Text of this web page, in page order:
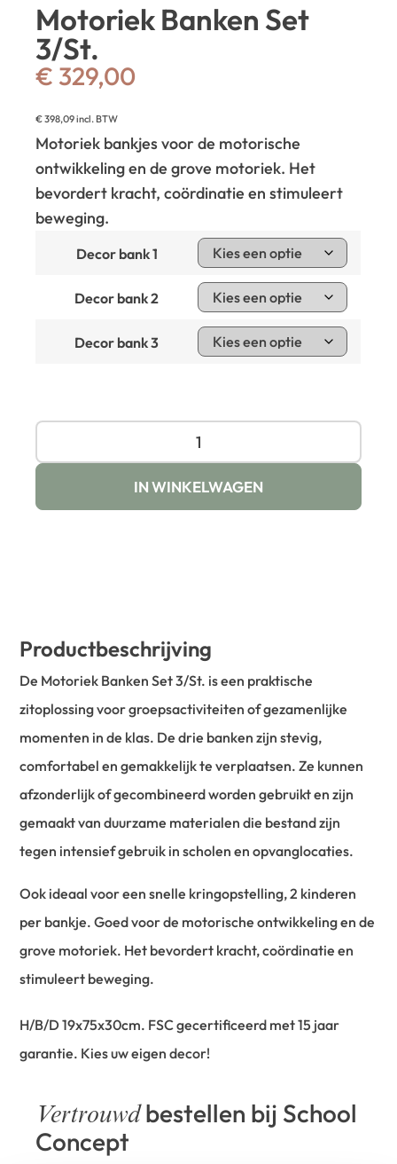
Motoriek Banken Set
3/St.
€ 329,00
€398,09incl. BTW
Motoriek bankjes voor de motorische
ontwikkeling en de grove motoriek. Het
bevordert kracht, coördinatie en stimuleert
beweging.
Decor bank 1
Decor bank 2
Decor bank 3
IN WINKELWAGEN
Productbeschrijving
De Motoriek Banken Set 3/St. is een praktische
zitoplossing voor groepsactiviteiten of gezamenlijke
momenten in de klas. De drie banken zijn stevig,
comfortabel en gemakkelijk te verplaatsen. Ze kunnen
afzonderlijk of gecombineerd worden gebruikt en zijn
gemaakt van duurzame materialen die bestand zijn
tegen intensief gebruik in scholen en opvanglocaties.
Ook ideaal voor een snelle kringopstelling, 2 kinderen
per bankje. Goed voor de motorische ontwikkeling en de
grove motoriek. Het bevordert kracht, coördinatie en
stimuleert beweging.
H/B/D 19x75x30cm. FSC gecertificeerd met 15 jaar
garantie. Kies uw eigen decor!
Vertrouwdbestellen bij School
Concept